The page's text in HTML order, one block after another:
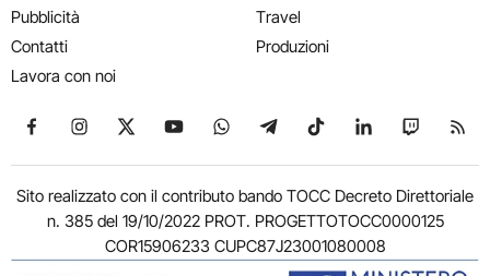
Pubblicità
Contatti
Lavora con noi
Travel
Produzioni
Seguici su Facebook
Seguici su Instagram
Seguici su X
Seguici su YouTube
Seguici su WhatsApp
Seguici su Telegram
Seguici su TikTok
Seguici su
Seguici
Sito realizzato con il contributo bando TOCC Decreto Direttoriale
n. 385 del 19/10/2022 PROT. PROGETTOTOCC0000125
COR15906233 CUPC87J23001080008